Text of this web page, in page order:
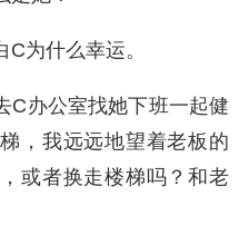
为什么幸运。
C办公室找她下班一起健
，我远远地望着老板的
或者换走楼梯吗？和老